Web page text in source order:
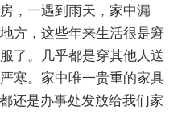
，一遇到雨天，家中漏
方，这些年来生活很是窘
了。几乎都是穿其他人送
寒。家中唯一贵重的家具
还是办事处发放给我们家